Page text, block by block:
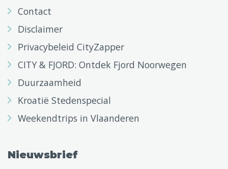
Contact
Disclaimer
Privacybeleid CityZapper
CITY & FJORD: Ontdek Fjord Noorwegen
Duurzaamheid
Kroatië Stedenspecial
Weekendtrips in Vlaanderen
Nieuwsbrief